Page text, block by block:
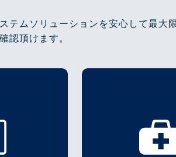
テムソリューションを安心して最
認頂けます。